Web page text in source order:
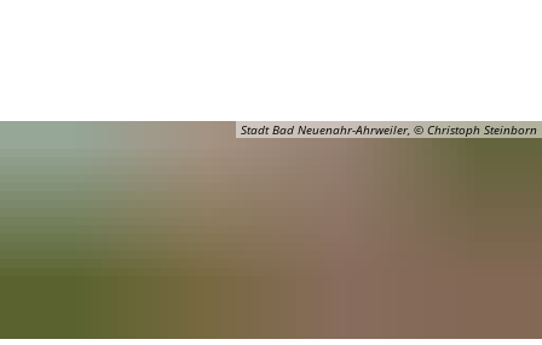
Stadt Bad Neuenahr-Ahrweiler, © Christoph Steinborn